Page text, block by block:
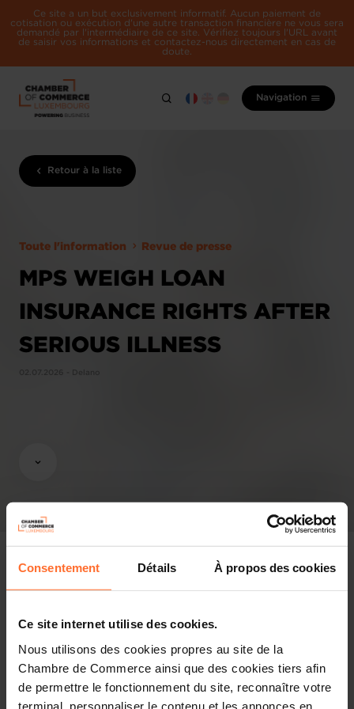
Consentement Détails À propos des cookies
Ce site internet utilise des cookies.
Nous utilisons des cookies propres au site de la
Chambre de Commerce ainsi que des cookies tiers afin
de permettre le fonctionnement du site, reconnaître votre
terminal, personnaliser le contenu et les annonces en
Ce site a un but exclusivement informatif. Aucun paiement de
cotisation ou exécution d'une autre transaction financière ne vous sera
demandé par l'intermédiaire de ce site. Vérifiez toujours l'URL avant
de saisir vos informations et contactez-nous directement en cas de
doute.
Navigation
Retour à la liste
Toute l'information Revue de presse
MPS WEIGH LOAN
INSURANCE RIGHTS AFTER
SERIOUS ILLNESS
Partager cet article